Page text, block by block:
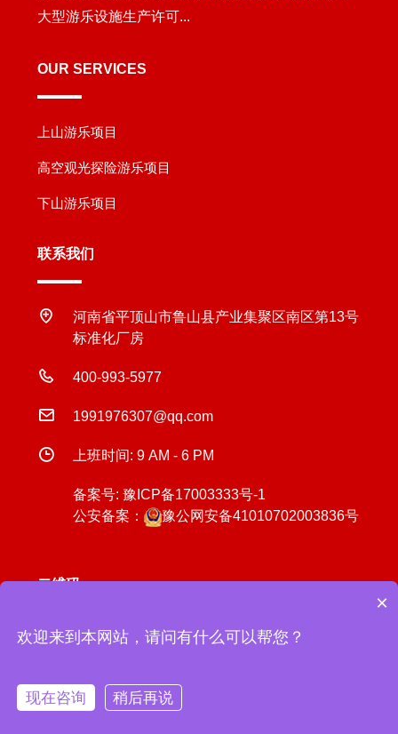
大型游乐设施生产许可...
OUR SERVICES
上山游乐项目
高空观光探险游乐项目
下山游乐项目
联系我们
河南省平顶山市鲁山县产业集聚区南区第13号
标准化厂房
400-993-5977
1991976307@qq.com
上班时间: 9 AM - 6 PM
备案号: 豫ICP备17003333号-1
公安备案：
豫公网安备41010702003836号
二维码
微信扫一扫关注我们
×
欢迎来到本网站，请问有什么可以帮您？
现在咨询 稍后再说